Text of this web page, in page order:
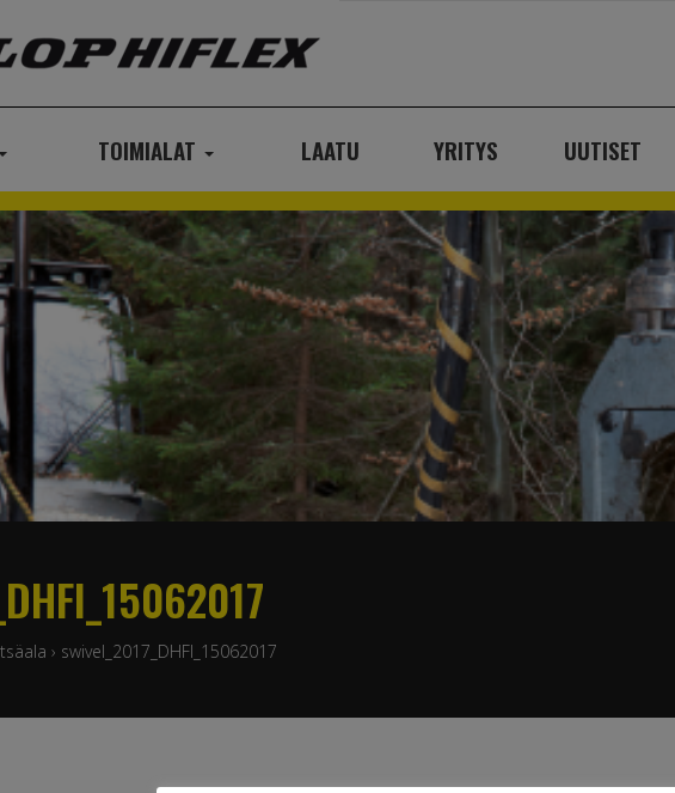
TOIMIALAT LAATU YRITYS UUTISET
› swivel_2017_DHFI_15062017